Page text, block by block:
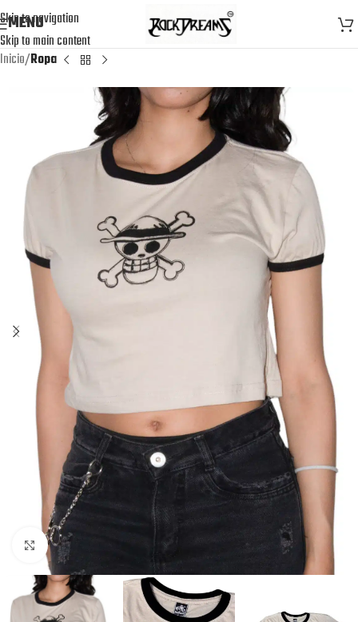
Skip to navigation
Skip to main content
MENU
Inicio Ropa
Click to enlarge